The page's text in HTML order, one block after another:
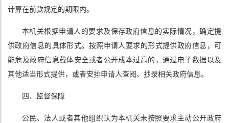
计算在前款规定的期限内。
本机关根据申请人的要求及保存政府信息的实际情况，确定提
供政府信息的具体形式。按照申请人要求的形式提供政府信息，可
能危及政府信息载体安全或者公开成本过高的，通过电子数据以及
其他适当形式提供，或者安排申请人查阅、抄录相关政府信息。
四、监督保障
公民、法人或者其他组织认为本机关未按照要求主动公开政府